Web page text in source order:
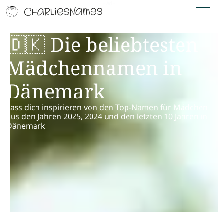
🇩🇰 Die beliebtesten
Mädchennamen in
Dänemark
Lass dich inspirieren von den Top-Namen für Mädchen
aus den Jahren 2025, 2024 und den letzten 10 Jahren in
Dänemark